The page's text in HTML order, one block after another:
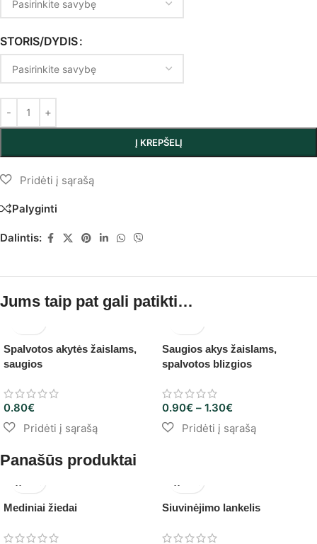
STORIS/DYDIS
Į KREPŠELĮ
Palyginti
Dalintis:
Jums taip pat gali patikti…
Spalvotos akytės žaislams,
saugios
0.80€
Saugios akys žaislams,
spalvotos blizgios
0.90€ – 1.30€
Panašūs produktai
Mediniai žiedai Siuvinėjimo lankelis